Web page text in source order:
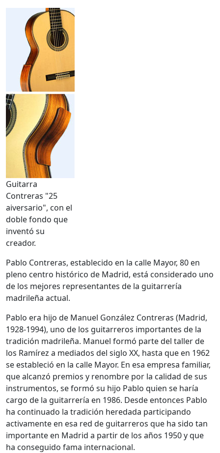
Guitarra
Contreras "25
aiversario", con el
doble fondo que
inventó su
creador.
Pablo Contreras, establecido en la calle Mayor, 80 en
pleno centro histórico de Madrid, está considerado uno
de los mejores representantes de la guitarrería
madrileña actual.
Pablo era hijo de Manuel González Contreras (Madrid,
1928-1994), uno de los guitarreros importantes de la
tradición madrileña. Manuel formó parte del taller de
los Ramírez a mediados del siglo XX, hasta que en 1962
se estableció en la calle Mayor. En esa empresa familiar,
que alcanzó premios y renombre por la calidad de sus
instrumentos, se formó su hijo Pablo quien se haría
cargo de la guitarrería en 1986. Desde entonces Pablo
ha continuado la tradición heredada participando
activamente en esa red de guitarreros que ha sido tan
importante en Madrid a partir de los años 1950 y que
ha conseguido fama internacional.